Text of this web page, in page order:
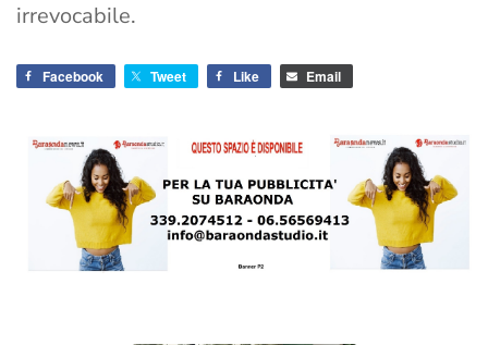
irrevocabile.
Facebook Tweet Like Email